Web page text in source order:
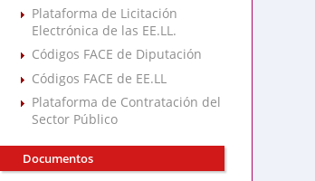
Plataforma de Licitación
Electrónica de las EE.LL.
Códigos FACE de Diputación
Códigos FACE de EE.LL
Plataforma de Contratación del
Sector Público
Documentos